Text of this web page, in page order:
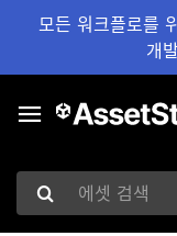
모든 워크플로를
개
에셋 검색